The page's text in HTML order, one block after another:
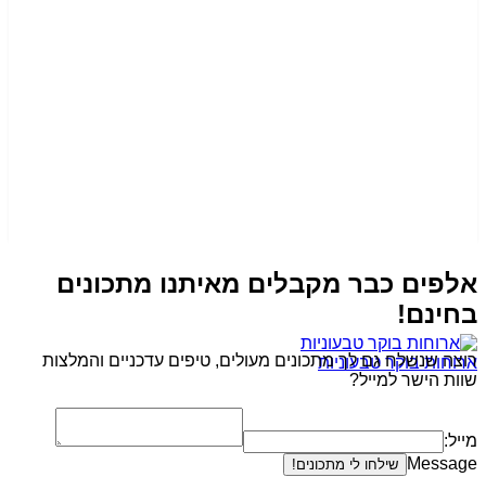
בוקר טבעוניות
כבר מקבלים מאיתנו מתכונים
שנשלח גם לך מתכונים מעולים, טיפים עדכניים והמלצות
הישר למייל?
שילחו לי מתכונים!